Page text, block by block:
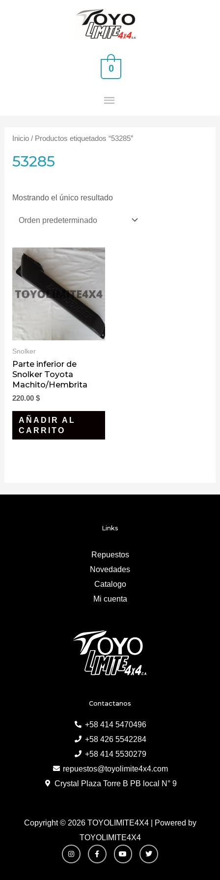
MENÚ
PRINCIPAL
0
Inicio / Productos etiquetados “53285”
53285
Mostrando el único resultado
Snolker
Parte inferior de
Snolker Toyota
Machito/Hembrita
220.00$
AÑADIR AL
CARRITO
Contactanos
+58 414 5470496
+58 426 5542284
+58 414 5530279
repuestos@toyolimite4x4.com
Crystal Plaza Torre B PB local N° 9
Links
Repuestos
Novedades
Catalogo
Mi cuenta
Copyright © 2026 TOYOLIMITE4X4 | Powered by
TOYOLIMITE4X4
I
n
s
F
a
c
Y
o
u
T
w
i